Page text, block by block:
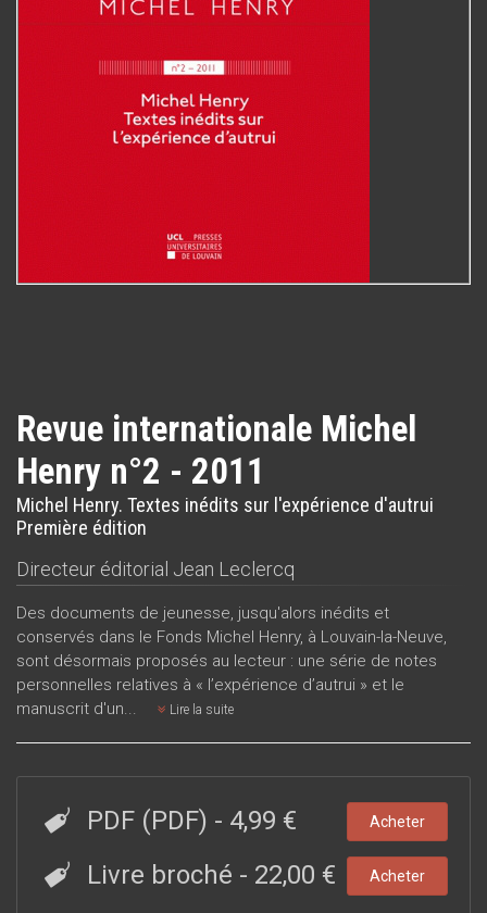
Revue internationale Michel
Henry n°2 - 2011
Michel Henry. Textes inédits sur l'expérience d'autrui
Première édition
Directeur éditorial Jean Leclercq
Des documents de jeunesse, jusqu'alors inédits et
conservés dans le Fonds Michel Henry, à Louvain-la-Neuve,
sont désormais proposés au lecteur : une série de notes
personnelles relatives à « l’expérience d’autrui » et le
manuscrit d'un...
Lire la suite
PDF (PDF) - 4,99 € Acheter
Livre broché - 22,00 € Acheter